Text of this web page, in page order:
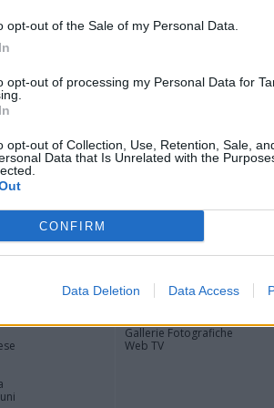
opt-out of the Sale of my Personal Data.
opt-out of processing my Personal Data for
opt-out of Collection, Use, Retention, Sale,
Data that Is Unrelated with the
CONFIRM
Data Deletion Data Access
la tomba di famiglia danneggiata al
«una reale sicurezza» nell'area cimiteriale
Gallerie Fotografiche
Web TV